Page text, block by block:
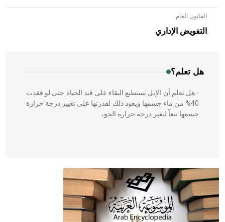
القانون العام
التفويض الإداري
هل تعلم؟
- هل تعلم أن الأبلق نوع من الفنون الهندسية التي ارتبطت
بالعمارة الإسلامية في بلاد الشام ومصر خاصة، حيث يحرص
المعمار على بناء مداميكه وخاصة في الواجهات
- هل تعلم أن الإبل تستطيع البقاء على قيد الحياة حتى لو فقدت
40% من ماء جسمها ويعود ذلك لقدرتها على تغيير درجة حرارة
جسمها تبعاً لتغير درجة حرارة الجو،
- هل تعلم أن أبقراط كتب في الطب أربعة مؤلفات هي:
الحكم، الأدلة، تنظيم التغذية، ورسالته في جروح الرأس. ويعود
له الفضل بأنه حرر الطب من الدين والفلسفة.